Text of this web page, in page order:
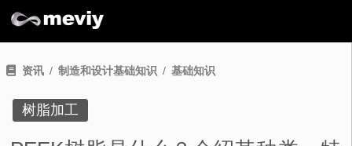
资讯 制造和设计基础知识 基础知识
树脂加工